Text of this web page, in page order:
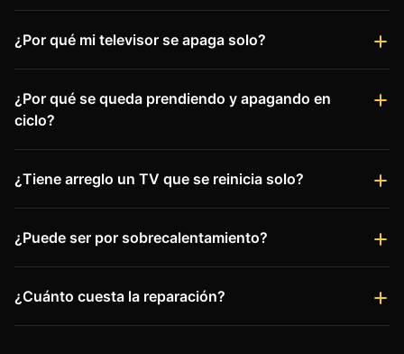
¿Por qué mi televisor se apaga solo?
¿Por qué se queda prendiendo y apagando en
ciclo?
¿Tiene arreglo un TV que se reinicia solo?
¿Puede ser por sobrecalentamiento?
¿Cuánto cuesta la reparación?